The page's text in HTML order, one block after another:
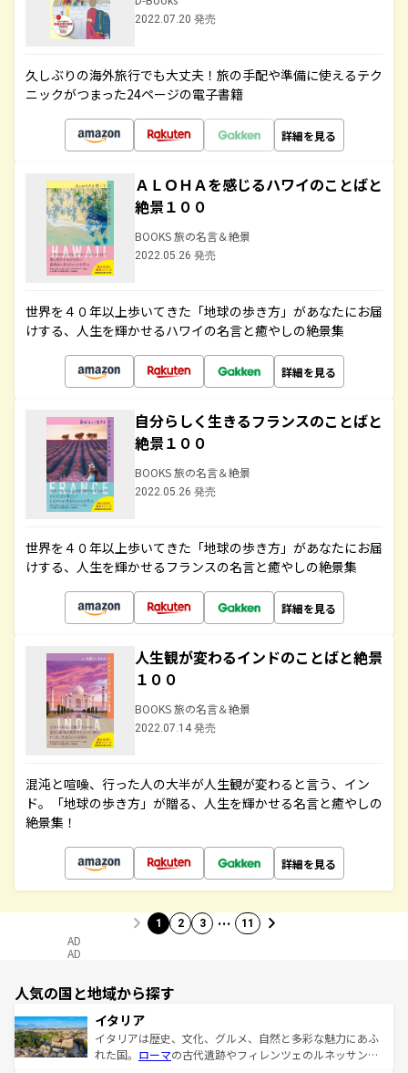
2022.07.20 発売
久しぶりの海外旅行でも大丈夫！旅の手配や準備に使えるテク
ニックがつまった24ページの電子書籍
詳細を見る
ＡＬＯＨＡを感じるハワイのことばと
絶景１００
BOOKS 旅の名言＆絶景
2022.05.26 発売
世界を４０年以上歩いてきた「地球の歩き方」があなたにお届
けする、人生を輝かせるハワイの名言と癒やしの絶景集
詳細を見る
自分らしく生きるフランスのことばと
絶景１００
BOOKS 旅の名言＆絶景
2022.05.26 発売
世界を４０年以上歩いてきた「地球の歩き方」があなたにお届
けする、人生を輝かせるフランスの名言と癒やしの絶景集
詳細を見る
人生観が変わるインドのことばと絶景
１００
BOOKS 旅の名言＆絶景
2022.07.14 発売
混沌と喧噪、行った人の大半が人生観が変わると言う、イン
ド。「地球の歩き方」が贈る、人生を輝かせる名言と癒やしの
絶景集！
詳細を見る
1 2 3 … 11
AD
AD
人気の国と地域から探す
イタリア
イタリアは歴史、文化、グルメ、自然と多彩な魅力にあふ
れた国。 ローマの古代遺跡やフィレンツェのルネッサンス